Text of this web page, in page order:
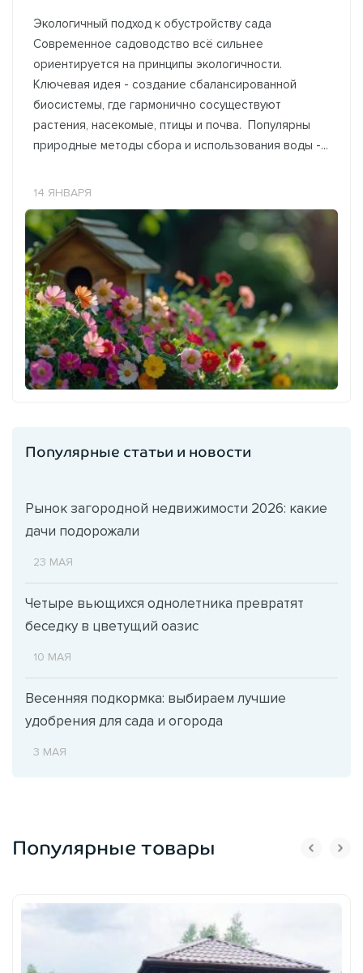
Экологичный подход к обустройству сада
Современное садоводство всё сильнее
ориентируется на принципы экологичности.
Ключевая идея - создание сбалансированной
биосистемы, где гармонично сосуществуют
растения, насекомые, птицы и почва. Популярны
природные методы сбора и использования воды -...
14 ЯНВАРЯ
Популярные статьи и новости
Рынок загородной недвижимости 2026: какие
дачи подорожали
23 МАЯ
Четыре вьющихся однолетника превратят
беседку в цветущий оазис
10 МАЯ
Весенняя подкормка: выбираем лучшие
удобрения для сада и огорода
3 МАЯ
Популярные товары